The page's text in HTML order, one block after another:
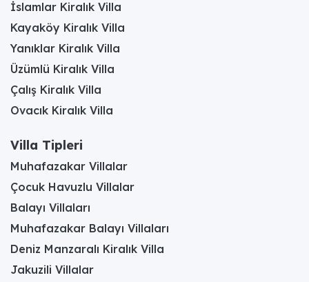
İslamlar Kiralık Villa
Kayaköy Kiralık Villa
Yanıklar Kiralık Villa
Üzümlü Kiralık Villa
Çalış Kiralık Villa
Ovacık Kiralık Villa
Villa Tipleri
Muhafazakar Villalar
Çocuk Havuzlu Villalar
Balayı Villaları
Muhafazakar Balayı Villaları
Deniz Manzaralı Kiralık Villa
Jakuzili Villalar